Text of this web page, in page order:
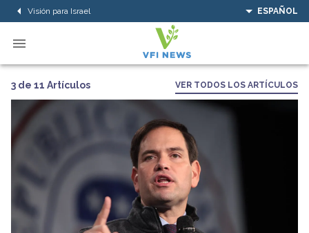
Visión para Israel ESPAÑOL
3 de 11 Artículos VER TODOS LOS ARTÍCULOS